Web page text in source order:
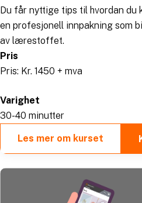
Du får nyttige tips til hvordan
en profesjonell innpakning som
av lærestoffet.
Pris
Pris: Kr. 1450 + mva
Varighet
30-40 minutter
Les mer om kurset